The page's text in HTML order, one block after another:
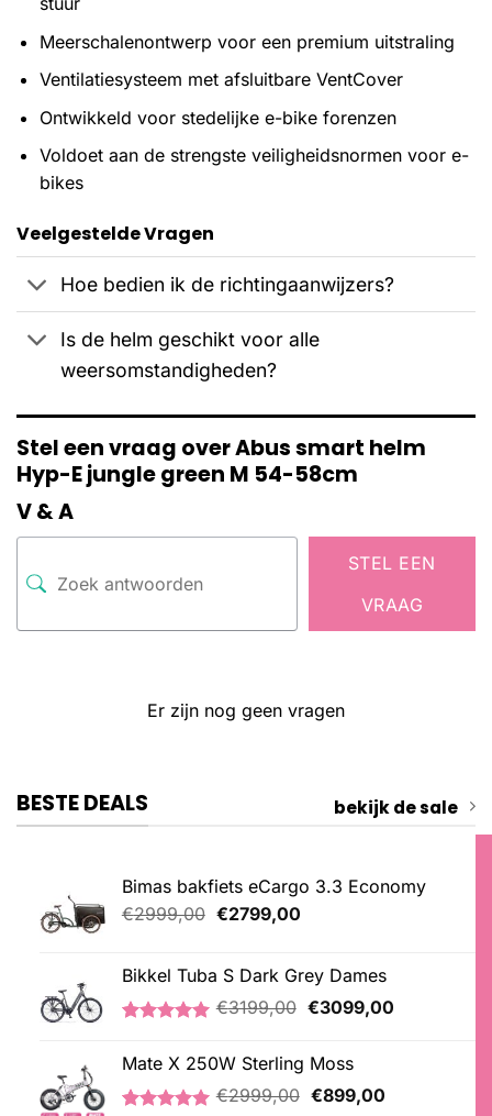
Meerschalenontwerp voor een premium uitstraling
Ventilatiesysteem met afsluitbare VentCover
Ontwikkeld voor stedelijke e-bike forenzen
Voldoet aan de strengste veiligheidsnormen voor e-
bikes
Veelgestelde Vragen
Hoe bedien ik de richtingaanwijzers?
Is de helm geschikt voor alle
weersomstandigheden?
Stel een vraag over Abus smart helm
Hyp-E jungle green M 54-58cm
V & A
STEL EEN
VRAAG
Er zijn nog geen vragen
BESTE DEALS bekijk de sale
Bimas bakfiets eCargo 3.3 Economy
€2999,00 Oorspronkelijke
€2999,00.
€2799,00Huidige
€2799,00.
Bikkel Tuba S Dark Grey Dames
5.00
op 5
gebaseerd
op
klantbeoordeling
€3199,00 Oorspronkelijke
€3199,00.
€3099,00Huidige
Mate X 250W Sterling Moss
€2999,00 Oorspronkelijke
€899,00Huidige